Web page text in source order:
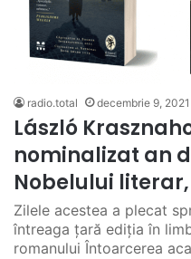
radio.total decembrie 9, 2021
László
nominalizat an
Nobelului
Zilele acestea a plecat
întreaga țară ediția în
romanului Întoarcerea